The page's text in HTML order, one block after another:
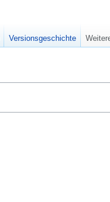
Versionsgeschichte